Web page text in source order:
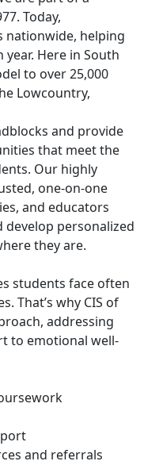
Today,
nationwide, helping
Here in South
to over 25,000
Lowcountry,
and provide
that meet the
Our highly
one-on-one
and educators
personalized
they are.
students face often
That’s why CIS of
addressing
to emotional well-
and referrals